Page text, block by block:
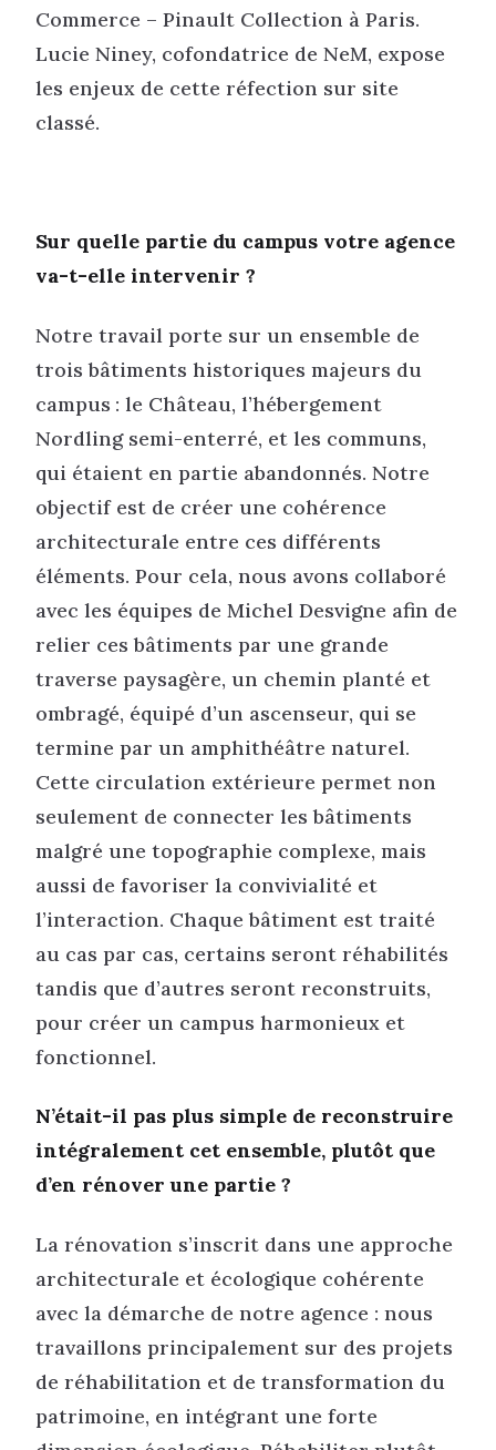
Commerce – Pinault Collection à Paris.
Lucie Niney, cofondatrice de NeM, expose
les enjeux de cette réfection sur site
classé.
Sur quelle partie du campus votre agence
va-t-elle intervenir ?
Notre travail porte sur un ensemble de
trois bâtiments historiques majeurs du
campus : le Château, l’hébergement
Nordling semi-enterré, et les communs,
qui étaient en partie abandonnés. Notre
objectif est de créer une cohérence
architecturale entre ces différents
éléments. Pour cela, nous avons collaboré
avec les équipes de Michel Desvigne afin de
relier ces bâtiments par une grande
traverse paysagère, un chemin planté et
ombragé, équipé d’un ascenseur, qui se
termine par un amphithéâtre naturel.
Cette circulation extérieure permet non
seulement de connecter les bâtiments
malgré une topographie complexe, mais
aussi de favoriser la convivialité et
l’interaction. Chaque bâtiment est traité
au cas par cas, certains seront réhabilités
tandis que d’autres seront reconstruits,
pour créer un campus harmonieux et
fonctionnel.
N’était-il pas plus simple de reconstruire
intégralement cet ensemble, plutôt que
d’en rénover une partie ?
La rénovation s’inscrit dans une approche
architecturale et écologique cohérente
avec la démarche de notre agence : nous
travaillons principalement sur des projets
de réhabilitation et de transformation du
patrimoine, en intégrant une forte